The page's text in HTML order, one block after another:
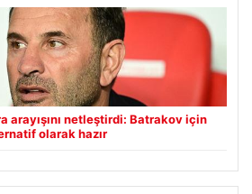
arayışını netleştirdi: Batrakov için
olarak hazır